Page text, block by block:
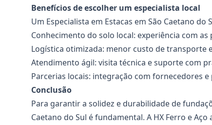
Benefícios de escolher um especialista local
Um Especialista em Estacas em São Caetano do
Conhecimento do solo local: experiência com
Logística otimizada: menor custo de transporte
Atendimento ágil: visita técnica e suporte com
Parcerias locais: integração com fornecedores
Conclusão
Para garantir a solidez e durabilidade de
Caetano do Sul é fundamental. A HX Ferro e